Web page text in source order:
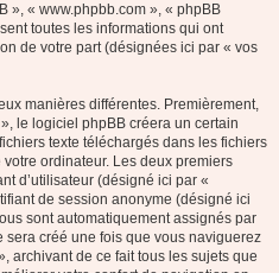
», « www.phpbb.com », « phpBB
toutes les informations qui ont
de votre part (désignées ici par « vos
manières différentes. Premièrement,
le logiciel phpBB créera un certain
texte téléchargés dans les fichiers
ordinateur. Les deux premiers
d’utilisateur (désigné ici par «
de session anonyme (désigné ici
sont automatiquement assignés par
sera créé une fois que vous naviguerez
archivant de ce fait tous les sujets que